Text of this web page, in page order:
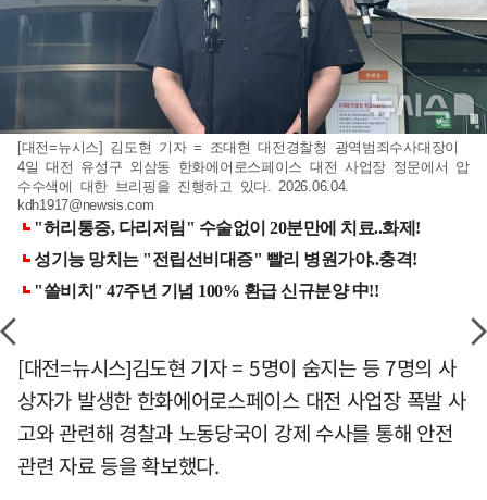
[대전=뉴시스] 김도현 기자 = 조대현 대전경찰청 광역범죄수사대장이
4일 대전 유성구 외삼동 한화에어로스페이스 대전 사업장 정문에서 압
수수색에 대한 브리핑을 진행하고 있다. 2026.06.04.
kdh1917@newsis.com
[대전=뉴시스]김도현 기자 = 5명이 숨지는 등 7명의 사
상자가 발생한 한화에어로스페이스 대전 사업장 폭발 사
고와 관련해 경찰과 노동당국이 강제 수사를 통해 안전
관련 자료 등을 확보했다.